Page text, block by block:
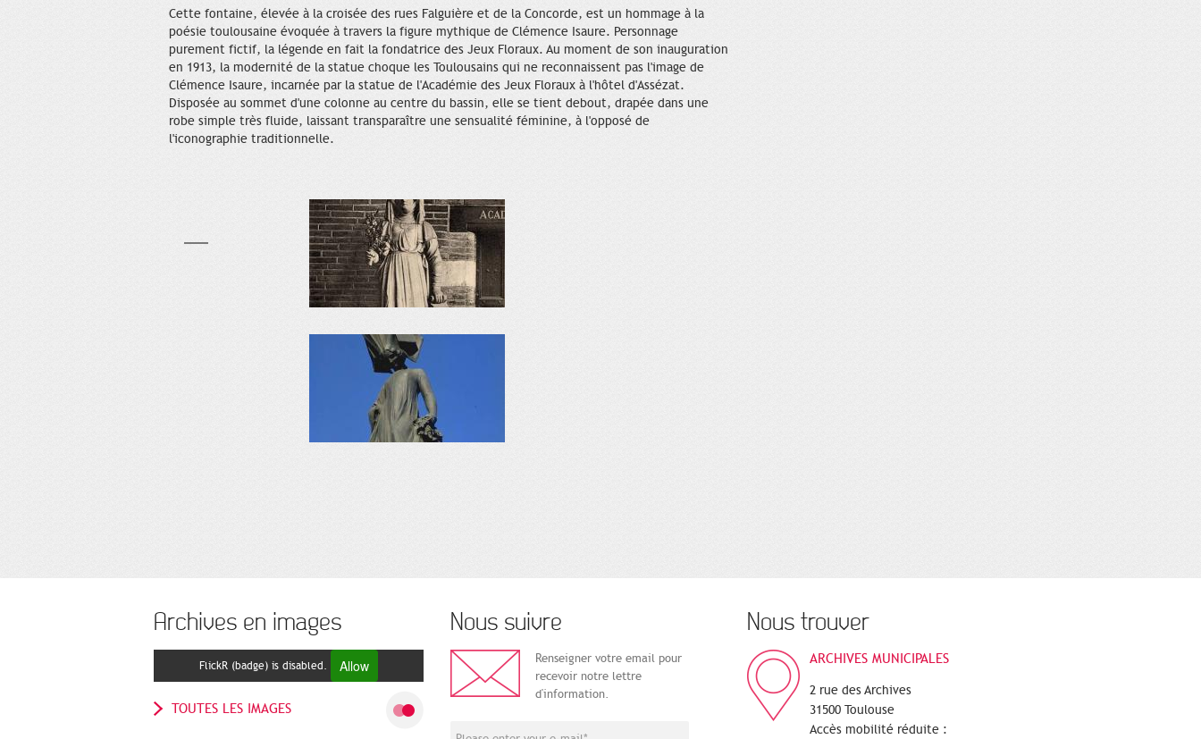
Cette fontaine, élevée à la croisée des rues Falguière et de la Concorde, est un hommage à la
poésie toulousaine évoquée à travers la figure mythique de Clémence Isaure. Personnage
purement fictif, la légende en fait la fondatrice des Jeux Floraux. Au moment de son inauguration
en 1913, la modernité de la statue choque les Toulousains qui ne reconnaissent pas l'image de
Clémence Isaure, incarnée par la statue de l'Académie des Jeux Floraux à l'hôtel d'Assézat.
Disposée au sommet d'une colonne au centre du bassin, elle se tient debout, drapée dans une
robe simple très fluide, laissant transparaître une sensualité féminine, à l'opposé de
l'iconographie traditionnelle.
Archives en images
FlickR (badge) is disabled. Allow
TOUTES LES IMAGES
Nous suivre
Renseigner votre email pour
recevoir notre lettre
d'information.
Nous trouver
ARCHIVES MUNICIPALES
2 rue des Archives
31500 Toulouse
Accès mobilité réduite :